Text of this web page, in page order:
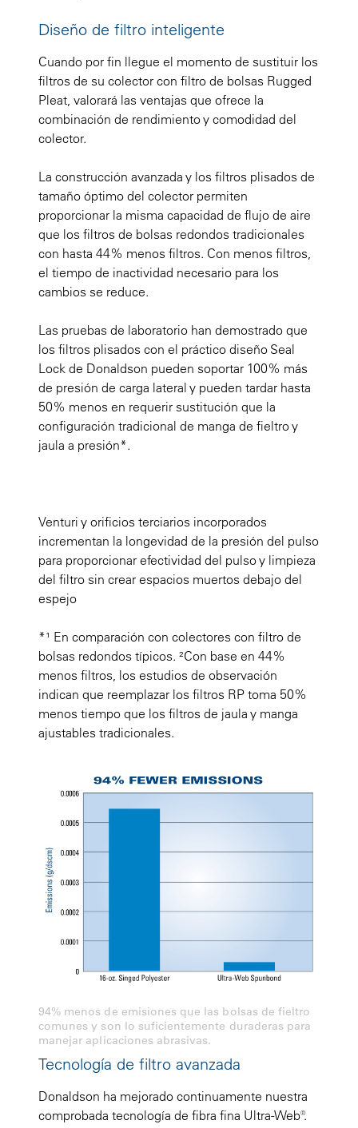
Diseño de filtro inteligente
Cuando por fin llegue el momento de sustituir los
filtros de su colector con filtro de bolsas Rugged
Pleat, valorará las ventajas que ofrece la
combinación de rendimiento y comodidad del
colector.
La construcción avanzada y los filtros plisados de
tamaño óptimo del colector permiten
proporcionar la misma capacidad de flujo de aire
que los filtros de bolsas redondos tradicionales
con hasta 44% menos filtros. Con menos filtros,
el tiempo de inactividad necesario para los
cambios se reduce.
Las pruebas de laboratorio han demostrado que
los filtros plisados con el práctico diseño Seal
Lock de Donaldson pueden soportar 100% más
de presión de carga lateral y pueden tardar hasta
50% menos en requerir sustitución que la
configuración tradicional de manga de fieltro y
jaula a presión*.
Venturi y orificios terciarios incorporados
incrementan la longevidad de la presión del pulso
para proporcionar efectividad del pulso y limpieza
del filtro sin crear espacios muertos debajo del
espejo
*¹ En comparación con colectores con filtro de
bolsas redondos típicos. ²Con base en 44%
menos filtros, los estudios de observación
indican que reemplazar los filtros RP toma 50%
menos tiempo que los filtros de jaula y manga
ajustables tradicionales.
94% menos de emisiones que las bolsas de fieltro
comunes y son lo suficientemente duraderas para
manejar aplicaciones abrasivas.
Tecnología de filtro avanzada
Donaldson ha mejorado continuamente nuestra
comprobada tecnología de fibra fina Ultra-Web®.